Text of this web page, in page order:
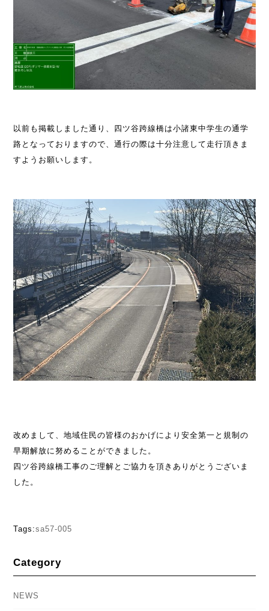
以前も掲載しました通り、四ツ谷跨線橋は小諸東中学生の通学
路となっておりますので、通行の際は十分注意して走行頂きま
すようお願いします。
改めまして、地域住民の皆様のおかげにより安全第一と規制の
早期解放に努めることができました。
四ツ谷跨線橋工事のご理解とご協力を頂きありがとうございま
した。
Tags:sa57-005
Category
NEWS